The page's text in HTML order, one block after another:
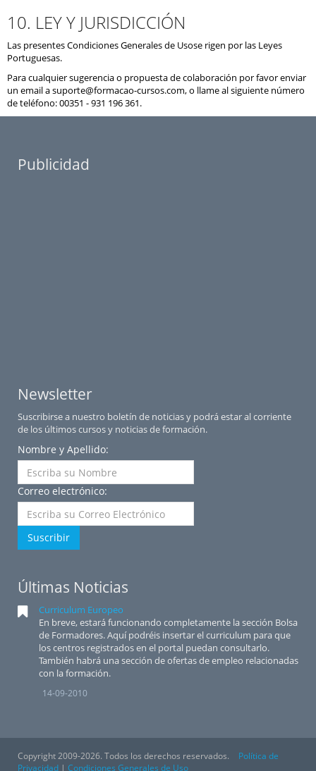
10. LEY Y JURISDICCIÓN
Las presentes Condiciones Generales de Usose rigen por las Leyes
Portuguesas.
Para cualquier sugerencia o propuesta de colaboración por favor enviar
un email a suporte@formacao-cursos.com, o llame al siguiente número
de teléfono: 00351 - 931 196 361.
Publicidad
Newsletter
Suscribirse a nuestro boletín de noticias y podrá estar al corriente
de los últimos cursos y noticias de formación.
Nombre y Apellido:
Correo electrónico:
Suscribir
Últimas Noticias
Curriculum Europeo
En breve, estará funcionando completamente la sección Bolsa
de Formadores. Aquí podréis insertar el curriculum para que
los centros registrados en el portal puedan consultarlo.
También habrá una sección de ofertas de empleo relacionadas
con la formación.
14-09-2010
Copyright 2009-2026. Todos los derechos reservados.
Política de
Privacidad | Condiciones Generales de Uso